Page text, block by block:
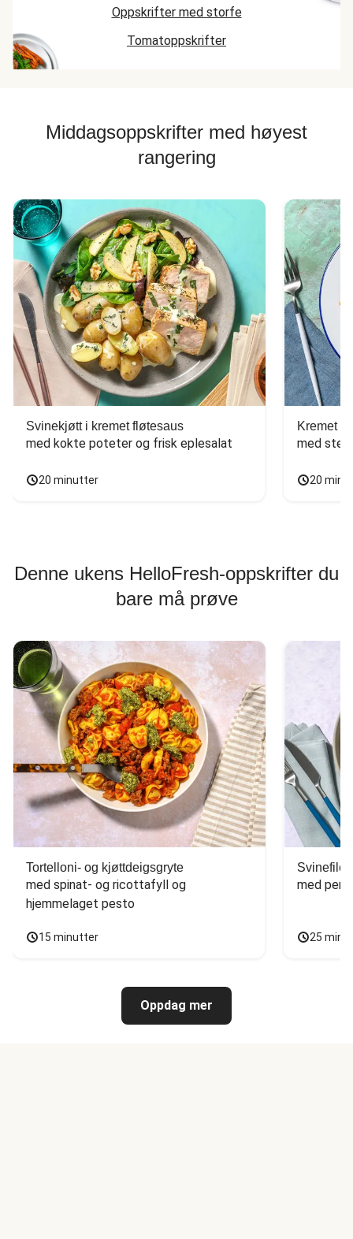
Oppskrifter med storfe
Tomatoppskrifter
Middagsoppskrifter med høyest
rangering
Svinekjøtt i kremet fløtesaus
med kokte poteter og frisk eplesalat
20 minutter
Kremet
med
20
Denne ukens HelloFresh-oppskrifter du
bare må prøve
Tortelloni- og kjøttdeigsgryte
med spinat- og ricottafyll og
hjemmelaget pesto
15 minutter
Svinefilet
med
25
Oppdag mer